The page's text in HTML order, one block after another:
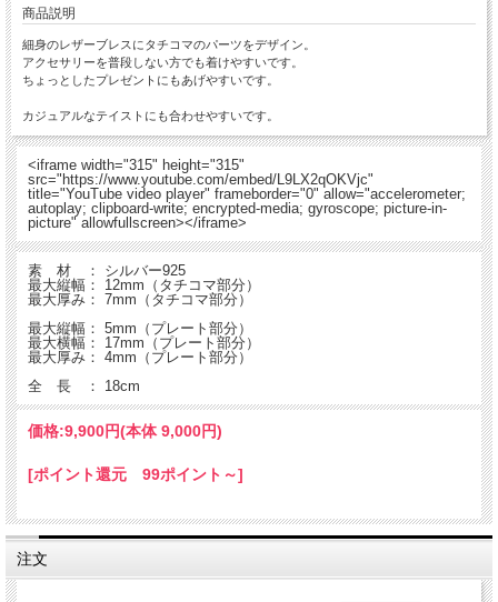
商品説明
細身のレザーブレスにタチコマのパーツをデザイン。
アクセサリーを普段しない方でも着けやすいです。
ちょっとしたプレゼントにもあげやすいです。
カジュアルなテイストにも合わせやすいです。
<iframe width="315" height="315"
src="https://www.youtube.com/embed/L9LX2qOKVjc"
title="YouTube video player" frameborder="0" allow="accelerometer;
autoplay; clipboard-write; encrypted-media; gyroscope; picture-in-
picture" allowfullscreen></iframe>
素 材 ：
シルバー925
最大縦幅：
12mm（タチコマ部分）
最大厚み： 7mm（タチコマ部分）
最大縦幅： 5mm（プレート部分）
最大横幅： 17mm（プレート部分）
最大厚み： 4mm（プレート部分）
全 長 ： 18cm
価格:9,900円(本体 9,000円)
[ポイント還元 99ポイント～]
注文